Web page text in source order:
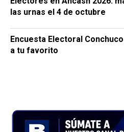
las urnas el 4 de octubre
Encuesta Electoral
a tu favorito